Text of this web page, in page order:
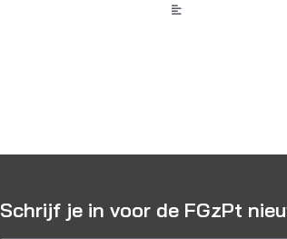
Schrijf je in voor de FGzPt